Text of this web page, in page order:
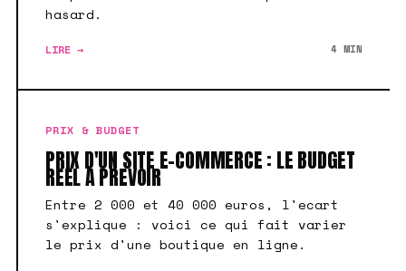
hasard.
LIRE → 4 MIN
PRIX & BUDGET
PRIX D'UN SITE E-COMMERCE : LE BUDGET
REEL A PREVOIR
Entre 2 000 et 40 000 euros, l'ecart
s'explique : voici ce qui fait varier
le prix d'une boutique en ligne.